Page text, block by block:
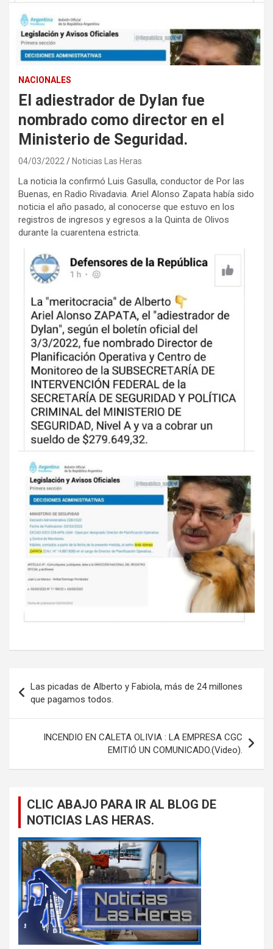
NACIONALES
El adiestrador de Dylan fue
nombrado como director en el
Ministerio de Seguridad.
04/03/2022 Noticias Las Heras
La noticia la confirmó Luis Gasulla, conductor de Por las
Buenas, en Radio Rivadavia. Ariel Alonso Zapata había sido
noticia el año pasado, al conocerse que estuvo en los
registros de ingresos y egresos a la Quinta de Olivos
durante la cuarentena estricta.
de
entradas
Las picadas de Alberto y Fabiola, más de 24 millones
que pagamos todos.
INCENDIO EN CALETA OLIVIA : LA EMPRESA CGC
EMITIÓ UN COMUNICADO.(Video).
CLIC ABAJO PARA IR AL BLOG DE
NOTICIAS LAS HERAS.